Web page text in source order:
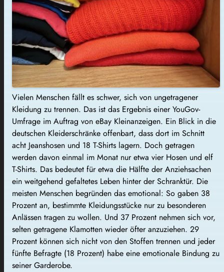
Vielen Menschen fällt es schwer, sich von ungetragener
Kleidung zu trennen. Das ist das Ergebnis einer YouGov-
Umfrage im Auftrag von eBay Kleinanzeigen. Ein Blick in die
deutschen Kleiderschränke offenbart, dass dort im Schnitt
acht Jeanshosen und 18 T-Shirts lagern. Doch getragen
werden davon einmal im Monat nur etwa vier Hosen und elf
T-Shirts. Das bedeutet für etwa die Hälfte der Anziehsachen
ein weitgehend gefaltetes Leben hinter der Schranktür. Die
meisten Menschen begründen das emotional: So gaben 38
Prozent an, bestimmte Kleidungsstücke nur zu besonderen
Anlässen tragen zu wollen. Und 37 Prozent nehmen sich vor,
selten getragene Klamotten wieder öfter anzuziehen. 29
Prozent können sich nicht von den Stoffen trennen und jeder
fünfte Befragte (18 Prozent) habe eine emotionale Bindung zu
seiner Garderobe.